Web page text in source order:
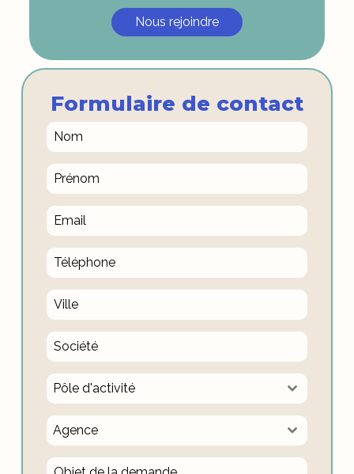
Nous rejoindre
Formulaire de contact
Pôle d'activité
Agence